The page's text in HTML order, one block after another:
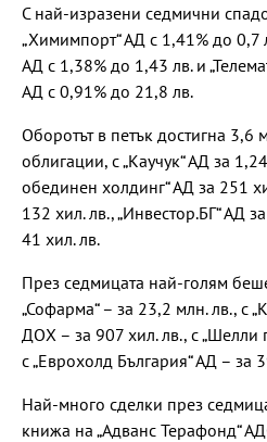
С най-изразени седмични
„Химимпорт“ АД с 1,41% до 0,7
АД с 1,38% до 1,43 лв. и
АД с 0,91% до 21,8 лв.
Оборотът в петък достигна 3,6
облигации, с „Каучук“ АД за
обединен холдинг“ АД за 251
132 хил. лв., „Инвестор.БГ“ АД
41 хил. лв.
През седмицата най-голям
„Софарма“ – за 23,2 млн. лв., с
ДОХ – за 907 хил. лв., с „Шелли
с „Еврохолд България“ АД – за
Най-много сделки през
книжа на „Адванс Терафонд“